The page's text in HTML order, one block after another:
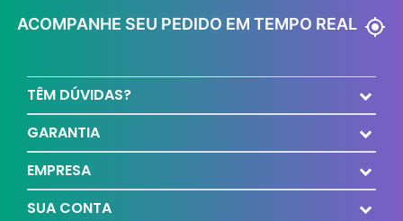
ACOMPANHE SEU PEDIDO EM TEMPO REAL my_location
TÊM DÚVIDAS?
GARANTIA
EMPRESA
SUA CONTA